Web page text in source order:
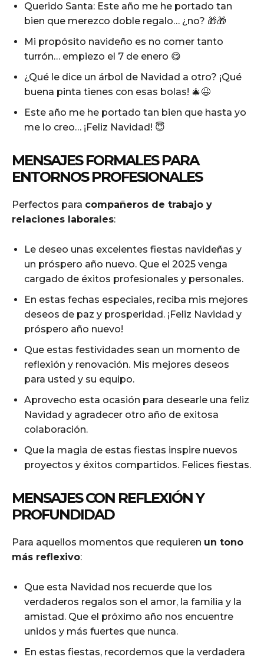
Querido Santa: Este año me he portado tan
bien que merezco doble regalo… ¿no? 🎁🎁
Mi propósito navideño es no comer tanto
turrón… empiezo el 7 de enero 😋
¿Qué le dice un árbol de Navidad a otro? ¡Qué
buena pinta tienes con esas bolas! 🎄😆
Este año me he portado tan bien que hasta yo
me lo creo… ¡Feliz Navidad! 😇
MENSAJES FORMALES PARA
ENTORNOS PROFESIONALES
Perfectos para compañeros de trabajo y
relaciones laborales:
Le deseo unas excelentes fiestas navideñas y
un próspero año nuevo. Que el 2025 venga
cargado de éxitos profesionales y personales.
En estas fechas especiales, reciba mis mejores
deseos de paz y prosperidad. ¡Feliz Navidad y
próspero año nuevo!
Que estas festividades sean un momento de
reflexión y renovación. Mis mejores deseos
para usted y su equipo.
Aprovecho esta ocasión para desearle una feliz
Navidad y agradecer otro año de exitosa
colaboración.
Que la magia de estas fiestas inspire nuevos
proyectos y éxitos compartidos. Felices fiestas.
MENSAJES CON REFLEXIÓN Y
PROFUNDIDAD
Para aquellos momentos que requieren un tono
más reflexivo:
Que esta Navidad nos recuerde que los
verdaderos regalos son el amor, la familia y la
amistad. Que el próximo año nos encuentre
unidos y más fuertes que nunca.
En estas fiestas, recordemos que la verdadera